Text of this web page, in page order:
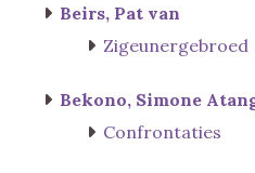
Beirs, Pat van
Zigeunergebroed
Bekono, Simone
Confrontaties